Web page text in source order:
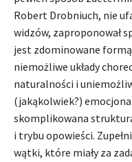
Robert Drobniuch, nie
widzów, zaproponował
jest zdominowane
niemożliwe układy
naturalności i
(jakąkolwiek?)
skomplikowana
i trybu opowieści.
wątki, które miały za